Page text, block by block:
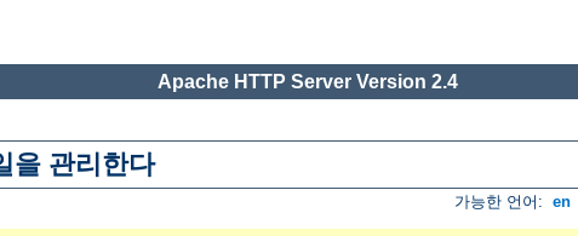
Apache HTTP Server Version 2.4
을 관리한다
가능한 언어: en